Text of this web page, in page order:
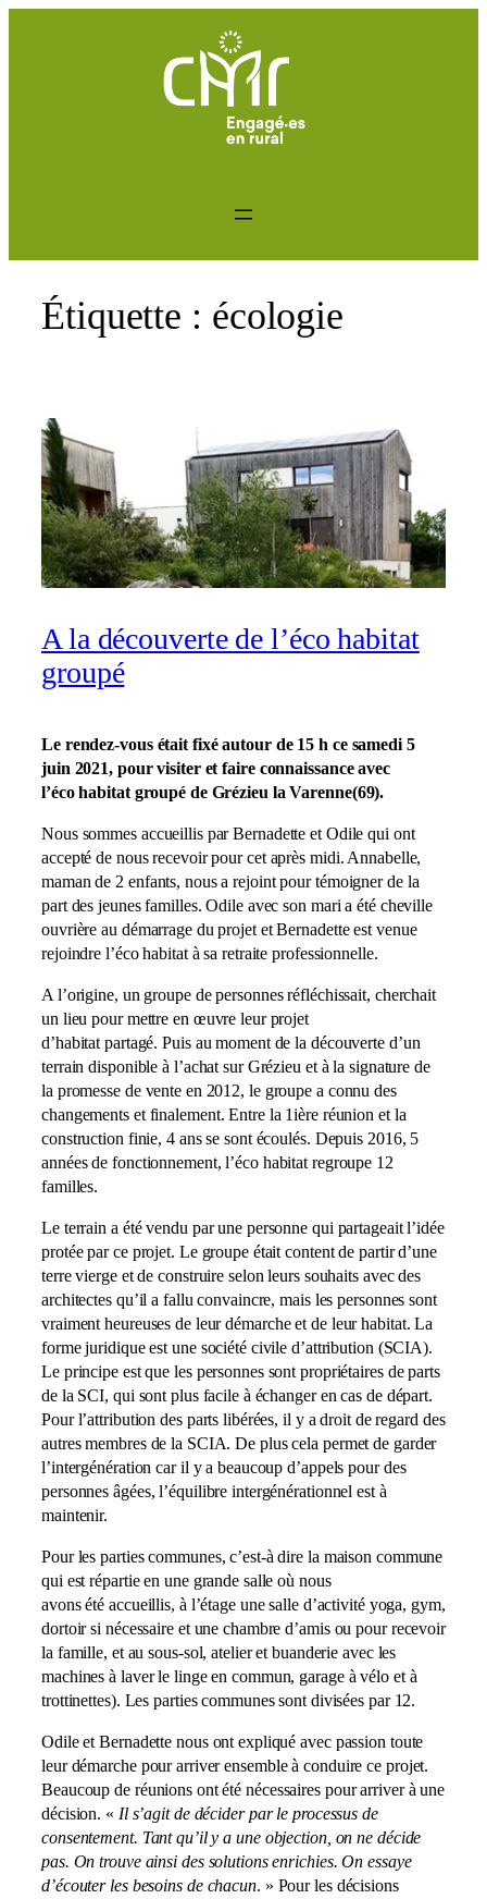
Étiquette : écologie
A la découverte de l’éco habitat
groupé
Le rendez-vous était fixé autour de 15 h ce samedi 5
juin 2021, pour visiter et faire connaissance avec
l’éco habitat groupé de Grézieu la Varenne(69).
Nous sommes accueillis par Bernadette et Odile qui ont
accepté de nous recevoir pour cet après midi. Annabelle,
maman de 2 enfants, nous a rejoint pour témoigner de la
part des jeunes familles. Odile avec son mari a été cheville
ouvrière au démarrage du projet et Bernadette est venue
rejoindre l’éco habitat à sa retraite professionnelle.
A l’origine, un groupe de personnes réfléchissait, cherchait
un lieu pour mettre en œuvre leur projet
d’habitat partagé. Puis au moment de la découverte d’un
terrain disponible à l’achat sur Grézieu et à la signature de
la promesse de vente en 2012, le groupe a connu des
changements et finalement. Entre la 1ière réunion et la
construction finie, 4 ans se sont écoulés. Depuis 2016, 5
années de fonctionnement, l’éco habitat regroupe 12
familles.
Le terrain a été vendu par une personne qui partageait l’idée
protée par ce projet. Le groupe était content de partir d’une
terre vierge et de construire selon leurs souhaits avec des
architectes qu’il a fallu convaincre, mais les personnes sont
vraiment heureuses de leur démarche et de leur habitat. La
forme juridique est une société civile d’attribution (SCIA).
Le principe est que les personnes sont propriétaires de parts
de la SCI, qui sont plus facile à échanger en cas de départ.
Pour l’attribution des parts libérées, il y a droit de regard des
autres membres de la SCIA. De plus cela permet de garder
l’intergénération car il y a beaucoup d’appels pour des
personnes âgées, l’équilibre intergénérationnel est à
maintenir.
Pour les parties communes, c’est-à dire la maison commune
qui est répartie en une grande salle où nous
avons été accueillis, à l’étage une salle d’activité yoga, gym,
dortoir si nécessaire et une chambre d’amis ou pour recevoir
la famille, et au sous-sol, atelier et buanderie avec les
machines à laver le linge en commun, garage à vélo et à
trottinettes). Les parties communes sont divisées par 12.
Odile et Bernadette nous ont expliqué avec passion toute
leur démarche pour arriver ensemble à conduire ce projet.
Beaucoup de réunions ont été nécessaires pour arriver à une
décision. « Il s’agit de décider par le processus de
consentement. Tant qu’il y a une objection, on ne décide
pas. On trouve ainsi des solutions enrichies. On essaye
d’écouter les besoins de chacun. » Pour les décisions